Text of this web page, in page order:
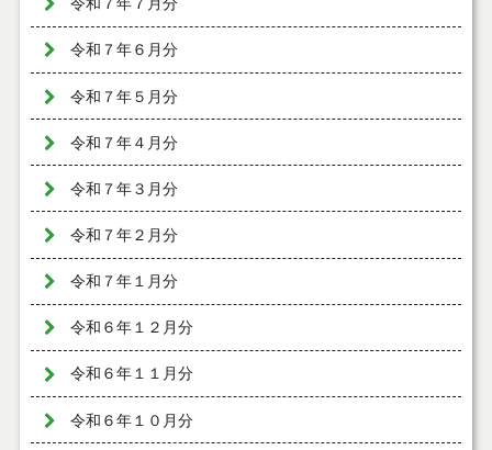
令和７年７月分
令和７年６月分
令和７年５月分
令和７年４月分
令和７年３月分
令和７年２月分
令和７年１月分
令和６年１２月分
令和６年１１月分
令和６年１０月分